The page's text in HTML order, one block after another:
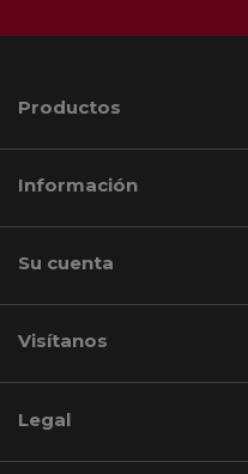
Productos
Información
Su cuenta
Visítanos
Legal